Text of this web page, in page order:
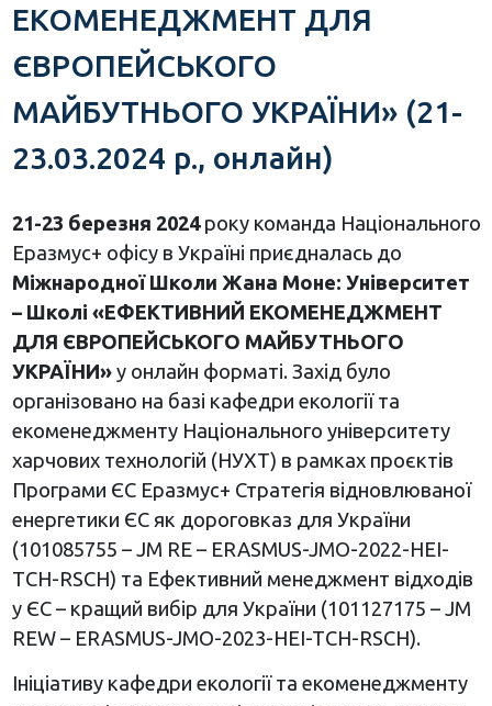
ЕКОМЕНЕДЖМЕНТ ДЛЯ
ЄВРОПЕЙСЬКОГО
МАЙБУТНЬОГО УКРАЇНИ» (21-
23.03.2024 р., онлайн)
21-23 березня 2024року команда Національного
Еразмус+ офісу в Україні приєдналась до
Міжнародної Школи Жана Моне: Університет
– Школі «ЕФЕКТИВНИЙ ЕКОМЕНЕДЖМЕНТ
ДЛЯ ЄВРОПЕЙСЬКОГО МАЙБУТНЬОГО
УКРАЇНИ»у онлайн форматі. Захід було
організовано на базі кафедри екології та
екоменеджменту Національного університету
харчових технологій (НУХТ) в рамках проєктів
Програми ЄС Еразмус+ Стратегія відновлюваної
енергетики ЄС як дороговказ для України
(101085755 – JM RE – ERASMUS-JMO-2022-HEI-
TCH-RSCH) та Ефективний менеджмент відходів
у ЄС – кращий вибір для України (101127175 – JM
REW – ERASMUS-JMO-2023-HEI-TCH-RSCH).
Ініціативу кафедри екології та екоменеджменту